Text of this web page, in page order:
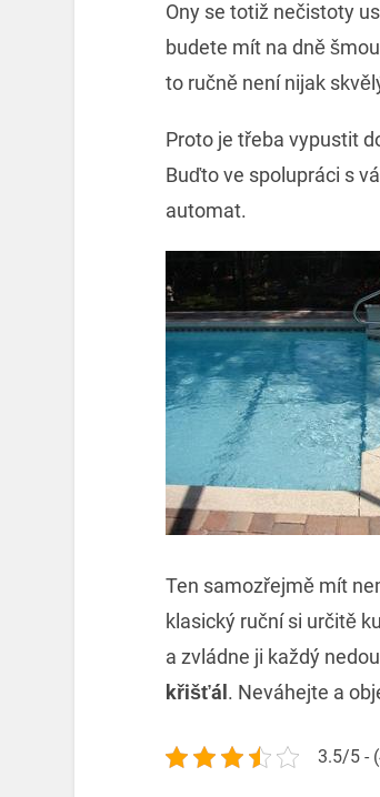
Ony se totiž nečistoty
budete mít na dně
to ručně není nijak
Proto je třeba vypustit
Buďto ve spolupráci s
automat.
Ten samozřejmě mít
klasický ruční si určitě
a zvládne ji každý
křišťál . Neváhejte a
3.5/5 -